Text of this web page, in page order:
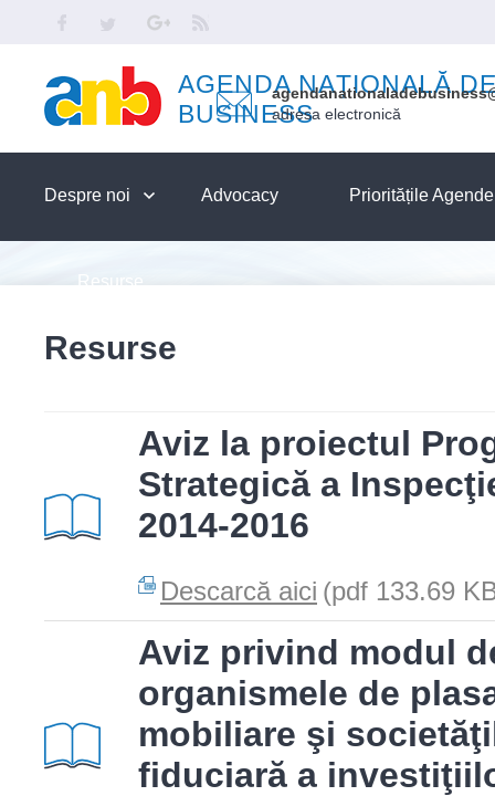
Facebook
Twitter Google
AGENDA NAȚIONALĂ
BUSINESSadresa electronică
Despre noi Advocacy Prioritățile
Resurse
Resurse
Aviz la proiectul
Strategică a
2014-2016
Descarcă aici (pdf 133.69
Aviz privind modul
organismele de
mobiliare şi
fiduciară a